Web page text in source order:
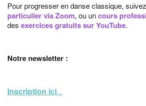
Pour progresser en danse classique,
particulier via Zoom, ou uncours
des exercices gratuits sur YouTube.
Notre newsletter :
Inscription ici...